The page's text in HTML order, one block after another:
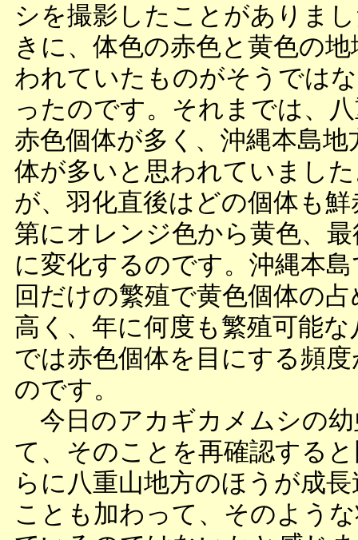
シを撮影したことがありま
きに、体色の赤色と黄色の
われていたものがそうでは
ったのです。それまでは、
赤色個体が多く、沖縄本島地
体が多いと思われていまし
が、羽化直後はどの個体も
第にオレンジ色から黄色、
に変化するのです。沖縄本
回だけの繁殖で黄色個体の
高く、年に何度も繁殖可能な
では赤色個体を目にする頻
のです。
今日のアカギカメムシの幼
て、そのことを再確認する
らに八重山地方のほうが成
ことも加わって、そのよう